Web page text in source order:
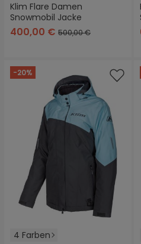
Klim Flare Damen
Snowmobil Jacke
400,00 € 500,00 €
-20%
4 Farben